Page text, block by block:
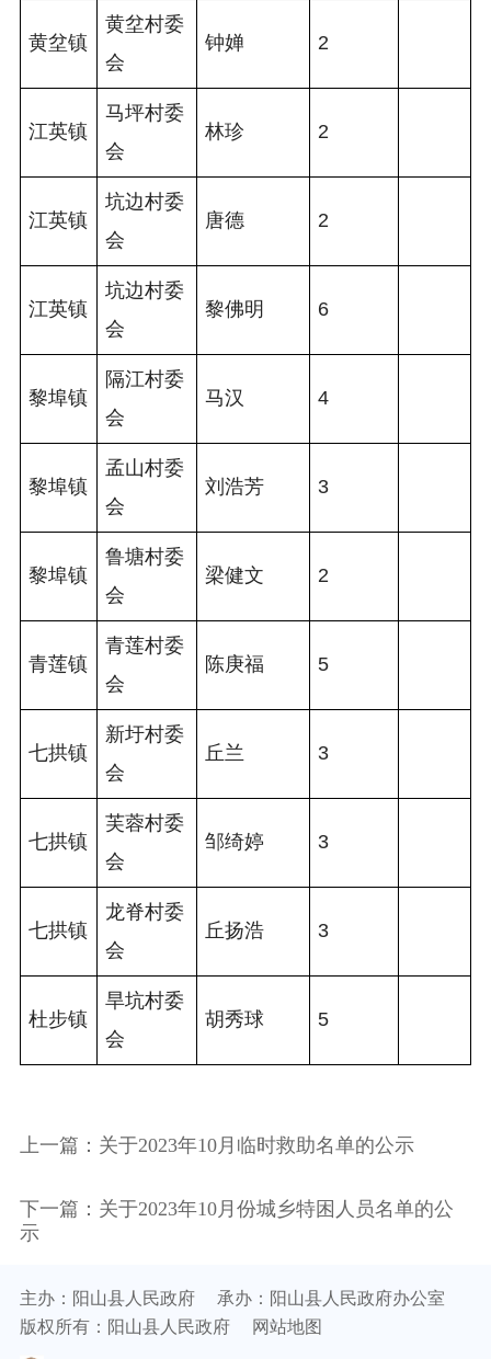
黄坌镇
黄坌村委
会
钟婵 2
江英镇
马坪村委
会
林珍 2
江英镇
坑边村委
会
唐德 2
江英镇
坑边村委
会
黎佛明 6
黎埠镇
隔江村委
会
马汉 4
黎埠镇
孟山村委
会
刘浩芳 3
黎埠镇
鲁塘村委
会
梁健文 2
青莲镇
青莲村委
会
陈庚福 5
七拱镇
新圩村委
会
丘兰 3
七拱镇
芙蓉村委
会
邹绮婷 3
七拱镇
龙脊村委
会
丘扬浩 3
杜步镇
旱坑村委
会
胡秀球 5
上一篇：关于2023年10月临时救助名单的公示
下一篇：关于2023年10月份城乡特困人员名单的公
示
主办：阳山县人民政府
承办：阳山县人民政府办公室
版权所有：阳山县人民政府
网站地图